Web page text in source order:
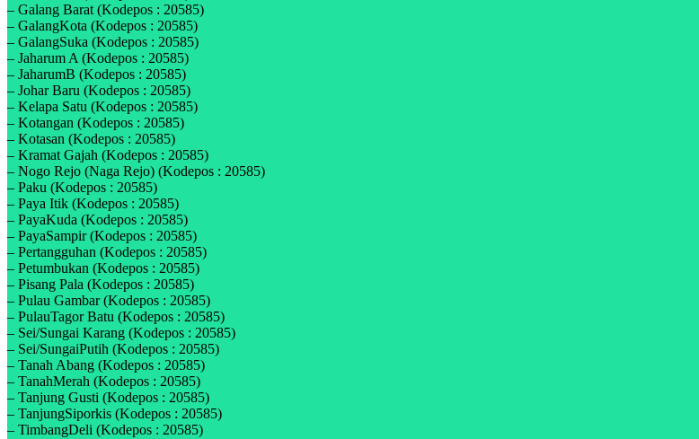
– Galang Barat (Kodepos : 20585)
– GalangKota (Kodepos : 20585)
– GalangSuka (Kodepos : 20585)
– Jaharum A (Kodepos : 20585)
– JaharumB (Kodepos : 20585)
– Johar Baru (Kodepos : 20585)
– Kelapa Satu (Kodepos : 20585)
– Kotangan (Kodepos : 20585)
– Kotasan (Kodepos : 20585)
– Kramat Gajah (Kodepos : 20585)
– Nogo Rejo (Naga Rejo) (Kodepos : 20585)
– Paku (Kodepos : 20585)
– Paya Itik (Kodepos : 20585)
– PayaKuda (Kodepos : 20585)
– PayaSampir (Kodepos : 20585)
– Pertangguhan (Kodepos : 20585)
– Petumbukan (Kodepos : 20585)
– Pisang Pala (Kodepos : 20585)
– Pulau Gambar (Kodepos : 20585)
– PulauTagor Batu (Kodepos : 20585)
– Sei/Sungai Karang (Kodepos : 20585)
– Sei/SungaiPutih (Kodepos : 20585)
– Tanah Abang (Kodepos : 20585)
– TanahMerah (Kodepos : 20585)
– Tanjung Gusti (Kodepos : 20585)
– TanjungSiporkis (Kodepos : 20585)
– TimbangDeli (Kodepos : 20585)